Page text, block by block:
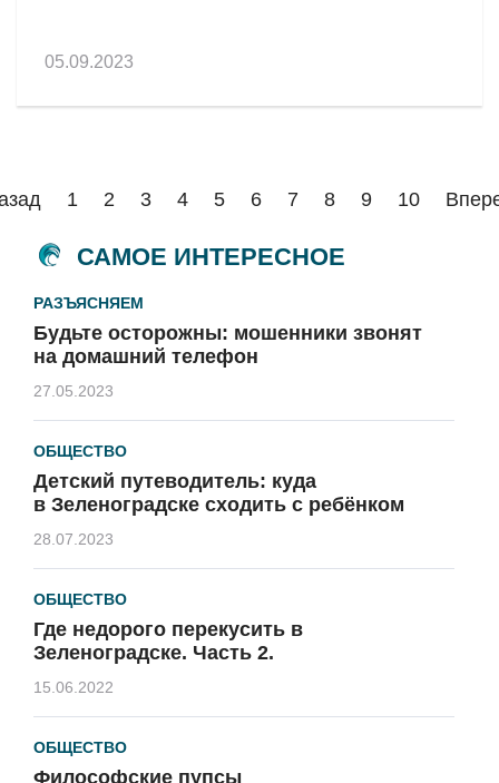
05.09.2023
1 2 3 4 5 6 7 8 9 10
САМОЕ ИНТЕРЕСНОЕ
РАЗЪЯСНЯЕМ
Будьте осторожны: мошенники звонят
на домашний телефон
27.05.2023
ОБЩЕСТВО
Детский путеводитель: куда
в Зеленоградске сходить с ребёнком
28.07.2023
ОБЩЕСТВО
Где недорого перекусить в
Зеленоградске. Часть 2.
15.06.2022
ОБЩЕСТВО
Философские пупсы